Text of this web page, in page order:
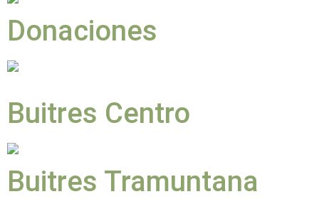
Donaciones
Buitres Centro
Buitres Tramuntana